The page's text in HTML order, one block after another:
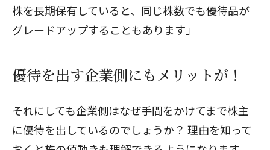
株を長期保有していると、同じ株数でも優待品が
グレードアップすることもあります」
優待を出す企業側にもメリットが！
それにしても企業側はなぜ手間をかけてまで株主
に優待を出しているのでしょうか？ 理由を知って